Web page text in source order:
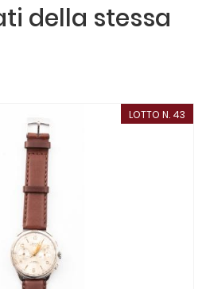
della stessa
LOTTO N. 43